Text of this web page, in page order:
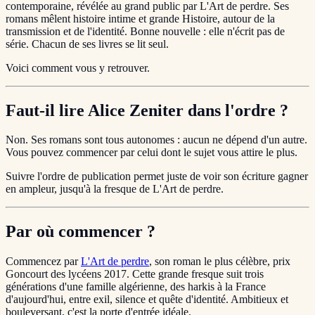
contemporaine, révélée au grand public par L'Art de perdre. Ses
romans mêlent histoire intime et grande Histoire, autour de la
transmission et de l'identité. Bonne nouvelle : elle n'écrit pas de
série. Chacun de ses livres se lit seul.
Voici comment vous y retrouver.
Faut-il lire Alice Zeniter dans l'ordre ?
Non. Ses romans sont tous autonomes : aucun ne dépend d'un autre.
Vous pouvez commencer par celui dont le sujet vous attire le plus.
Suivre l'ordre de publication permet juste de voir son écriture gagner
en ampleur, jusqu'à la fresque de L'Art de perdre.
Par où commencer ?
Commencez parL'Art de perdre, son roman le plus célèbre, prix
Goncourt des lycéens 2017. Cette grande fresque suit trois
générations d'une famille algérienne, des harkis à la France
d'aujourd'hui, entre exil, silence et quête d'identité. Ambitieux et
bouleversant, c'est la porte d'entrée idéale.